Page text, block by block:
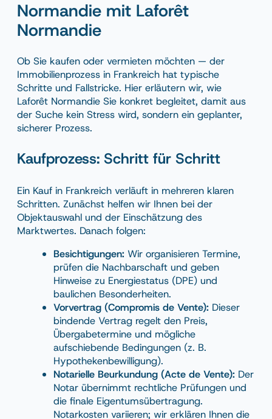
Normandie mit Laforêt
Normandie
Ob Sie kaufen oder vermieten möchten — der
Immobilienprozess in Frankreich hat typische
Schritte und Fallstricke. Hier erläutern wir, wie
Laforêt Normandie Sie konkret begleitet, damit aus
der Suche kein Stress wird, sondern ein geplanter,
sicherer Prozess.
Kaufprozess: Schritt für Schritt
Ein Kauf in Frankreich verläuft in mehreren klaren
Schritten. Zunächst helfen wir Ihnen bei der
Objektauswahl und der Einschätzung des
Marktwertes. Danach folgen:
Besichtigungen: Wir organisieren Termine,
prüfen die Nachbarschaft und geben
Hinweise zu Energiestatus (DPE) und
baulichen Besonderheiten.
Vorvertrag (Compromis de Vente): Dieser
bindende Vertrag regelt den Preis,
Übergabetermine und mögliche
aufschiebende Bedingungen (z. B.
Hypothekenbewilligung).
Notarielle Beurkundung (Acte de Vente): Der
Notar übernimmt rechtliche Prüfungen und
die finale Eigentumsübertragung.
Notarkosten variieren; wir erklären Ihnen die